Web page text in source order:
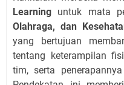
Learning untuk mata
Olahraga, dan
yang bertujuan
tentang keterampilan
tim, serta